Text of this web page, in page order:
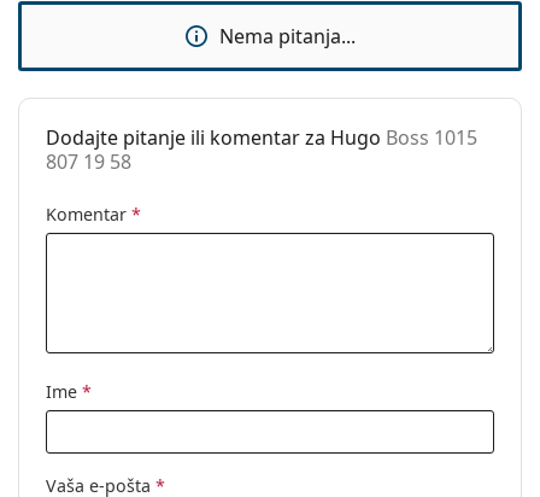
Krpa za
čišćenje:
Da
Ostalo
Spol:
Kategorija:
Dioptrijske naočale
Nema pitanja...
Dodajte pitanje ili komentar za Hugo Boss 1015
807 19 58
Komentar *
Ime *
Vaša e-pošta *